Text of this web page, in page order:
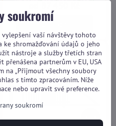
soukromí
vaší návštěvy tohoto
ke shromažďování údajů o jeho
nástroje a služby třetích stran
partnerům v EU, USA
na „Přijmout všechny soubory
s tímto zpracováním. Níže
nebo upravit své preference.
soukromí